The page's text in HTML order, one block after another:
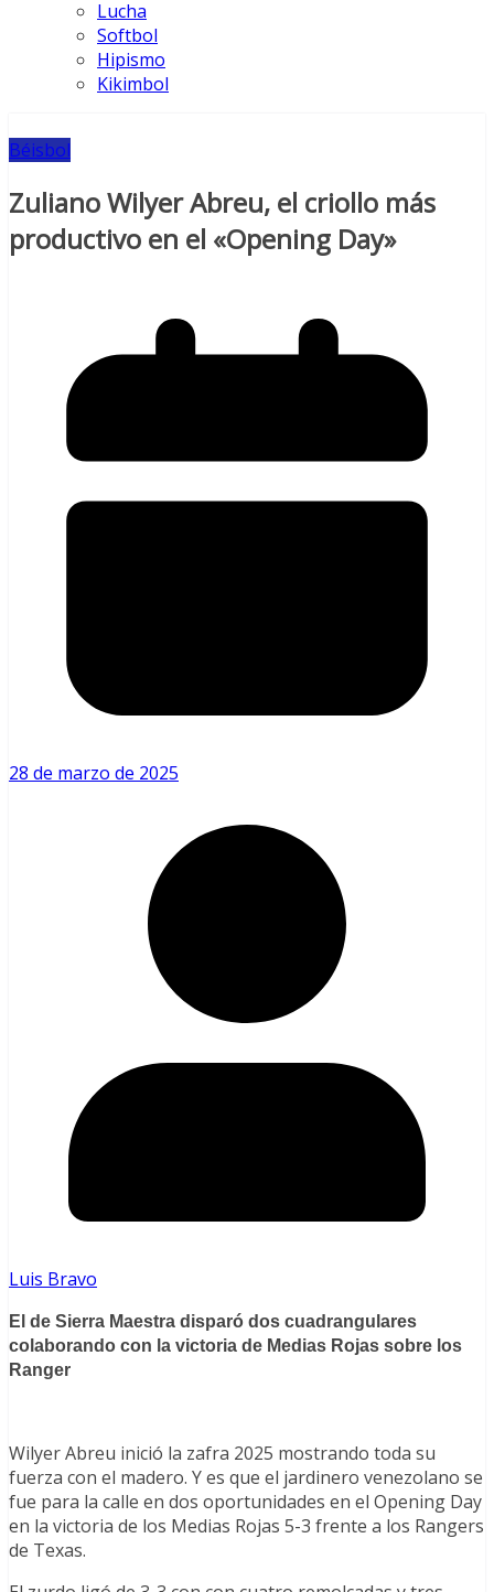
Lucha
Softbol
Hipismo
Kikimbol
Béisbol
Zuliano Wilyer Abreu, el criollo más
productivo en el «Opening Day»
28 de marzo de 2025
Luis Bravo
El de Sierra Maestra disparó dos cuadrangulares
colaborando con la victoria de Medias Rojas sobre los
Ranger
Wilyer Abreu inició la zafra 2025 mostrando toda su
fuerza con el madero. Y es que el jardinero venezolano se
fue para la calle en dos oportunidades en el Opening Day
en la victoria de los Medias Rojas 5-3 frente a los Rangers
de Texas.